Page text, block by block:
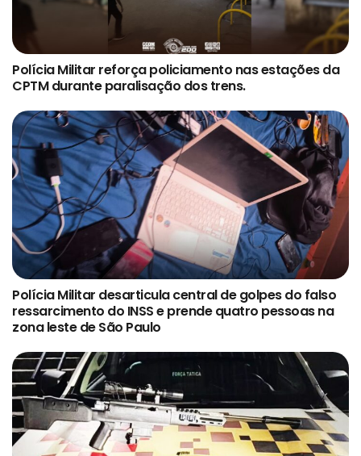
Polícia Militar reforça policiamento nas estações da
CPTM durante paralisação dos trens.
Polícia Militar desarticula central de golpes do falso
ressarcimento do INSS e prende quatro pessoas na
zona leste de São Paulo